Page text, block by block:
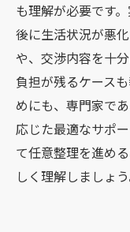
も理解が必要です
後に生活状況が悪
や、交渉内容を十
負担が残るケース
めにも、専門家で
応じた最適なサポ
て任意整理を進め
しく理解しましょう